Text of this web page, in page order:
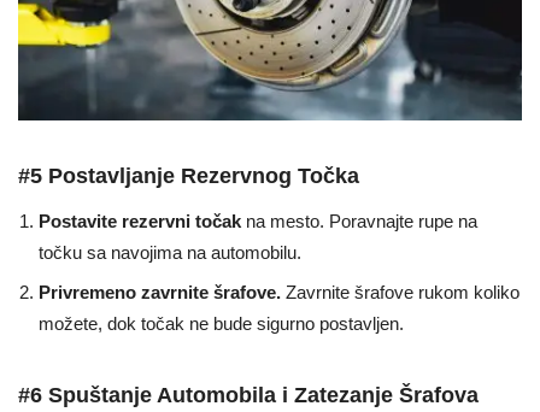
#5 Postavljanje Rezervnog Točka
Postavite rezervni točak na mesto. Poravnajte rupe na
točku sa navojima na automobilu.
Privremeno zavrnite šrafove. Zavrnite šrafove rukom koliko
možete, dok točak ne bude sigurno postavljen.
#6 Spuštanje Automobila i Zatezanje Šrafova